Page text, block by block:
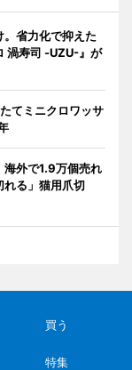
省力化で抑えた
渦寿司 -UZU-』が
てミニクロワッサ
海外で1.9万個売れ
れる」猫用爪切
買う
特集